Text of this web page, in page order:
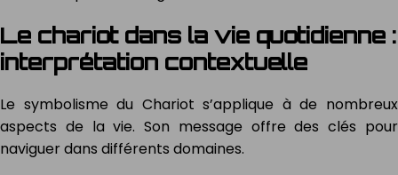
Le chariot dans la vie quotidienne :
interprétation contextuelle
Le symbolisme du Chariot s’applique à de nombreux
aspects de la vie. Son message offre des clés pour
naviguer dans différents domaines.